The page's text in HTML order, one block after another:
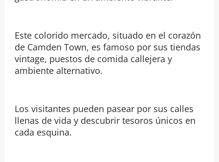
Este colorido mercado, situado en el corazón
de Camden Town, es famoso por sus tiendas
vintage, puestos de comida callejera y
ambiente alternativo.
Los visitantes pueden pasear por sus calles
llenas de vida y descubrir tesoros únicos en
cada esquina.